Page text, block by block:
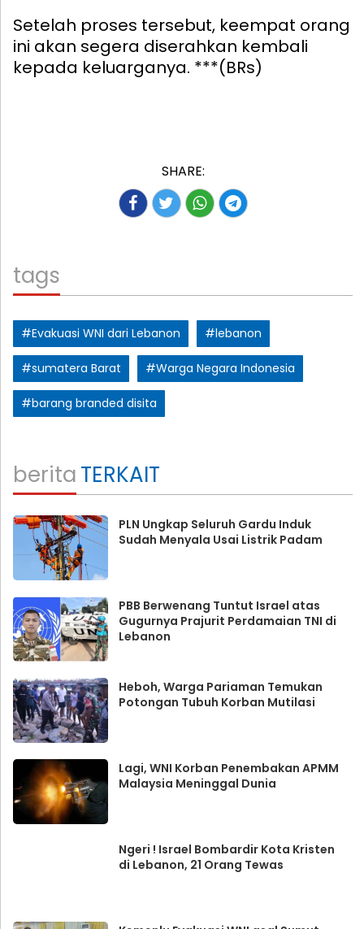
Setelah proses tersebut, keempat orang
ini akan segera diserahkan kembali
kepada keluarganya. ***(BRs)
SHARE:
tags
#Evakuasi WNI dari Lebanon #lebanon
#sumatera Barat #Warga Negara Indonesia
#barang branded disita
beritaTERKAIT
PLN Ungkap Seluruh Gardu Induk
Sudah Menyala Usai Listrik Padam
PBB Berwenang Tuntut Israel atas
Gugurnya Prajurit Perdamaian TNI di
Lebanon
Heboh, Warga Pariaman Temukan
Potongan Tubuh Korban Mutilasi
Lagi, WNI Korban Penembakan APMM
Malaysia Meninggal Dunia
Ngeri ! Israel Bombardir Kota Kristen
di Lebanon, 21 Orang Tewas